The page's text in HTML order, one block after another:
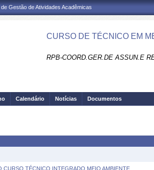
Gestão de Atividades Acadêmicas
CURSO DE TÉCNICO EM
RPB-COORD.GER.DE ASSUN.E
Calendário Notícias Documentos
CURSO TÉCNICO INTEGRADO MEIO AMBIENTE